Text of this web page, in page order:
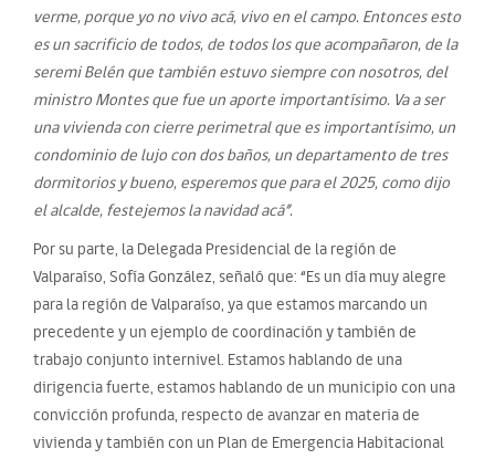
verme, porque yo no vivo acá, vivo en el campo. Entonces esto
es un sacrificio de todos, de todos los que acompañaron, de la
seremi Belén que también estuvo siempre con nosotros, del
ministro Montes que fue un aporte importantísimo. Va a ser
una vivienda con cierre perimetral que es importantísimo, un
condominio de lujo con dos baños, un departamento de tres
dormitorios y bueno, esperemos que para el 2025, como dijo
el alcalde, festejemos la navidad acá”.
Por su parte, la Delegada Presidencial de la región de
Valparaíso, Sofía González, señaló que: “Es un día muy alegre
para la región de Valparaíso, ya que estamos marcando un
precedente y un ejemplo de coordinación y también de
trabajo conjunto internivel. Estamos hablando de una
dirigencia fuerte, estamos hablando de un municipio con una
convicción profunda, respecto de avanzar en materia de
vivienda y también con un Plan de Emergencia Habitacional